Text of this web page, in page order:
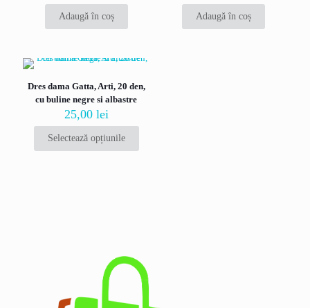
Adaugă în coș Adaugă în coș
Dres dama Gatta, Arti, 20 den,
cu buline negre si albastre
25,00 lei
Selectează opțiunile
Acest
produsului.